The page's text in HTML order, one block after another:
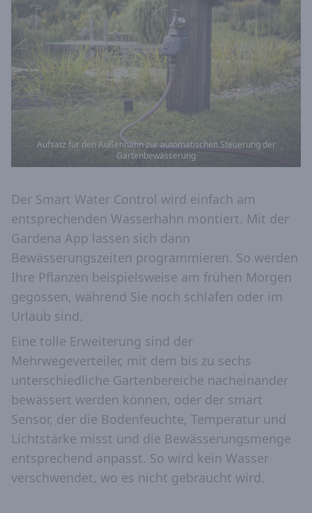
Aufsatz für den Außenhahn zur automatischen Steuerung der
Gartenbewässerung
Der Smart Water Control wird einfach am
entsprechenden Wasserhahn montiert. Mit der
Gardena App lassen sich dann
Bewässerungszeiten programmieren. So werden
Ihre Pflanzen beispielsweise am frühen Morgen
gegossen, während Sie noch schlafen oder im
Urlaub sind.
Eine tolle Erweiterung sind der
Mehrwegeverteiler, mit dem bis zu sechs
unterschiedliche Gartenbereiche nacheinander
bewässert werden können, oder der smart
Sensor, der die Bodenfeuchte, Temperatur und
Lichtstärke misst und die Bewässerungsmenge
entsprechend anpasst. So wird kein Wasser
verschwendet, wo es nicht gebraucht wird.